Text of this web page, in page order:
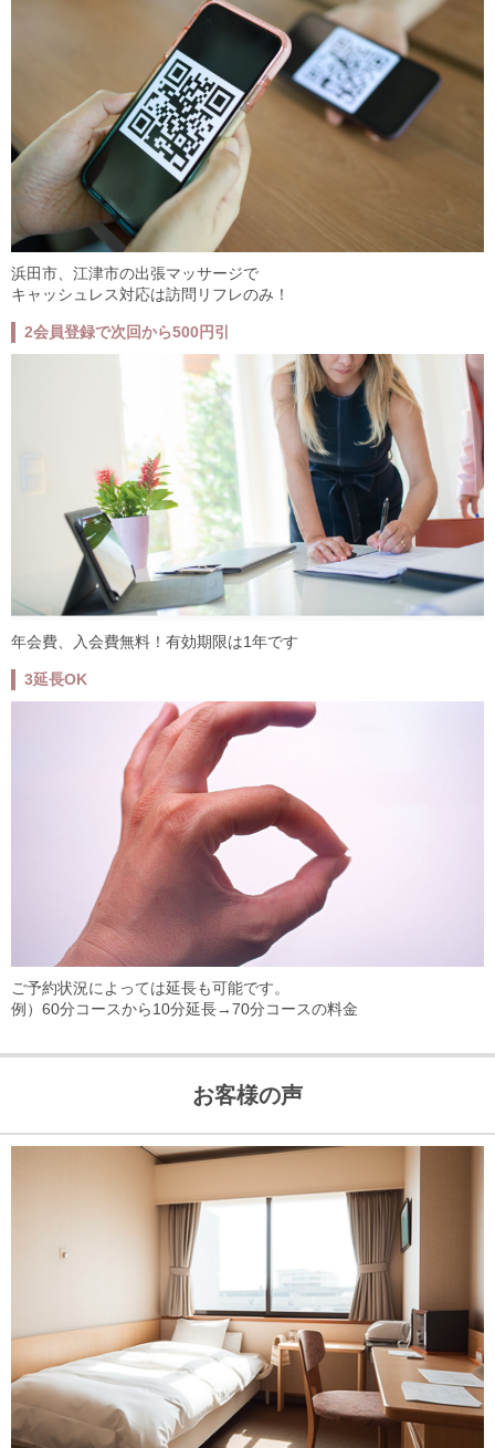
浜田市、江津市の出張マッサージで
キャッシュレス対応は訪問リフレのみ！
2会員登録で次回から500円引
年会費、入会費無料！有効期限は1年です
3延長OK
ご予約状況によっては延長も可能です。
例）60分コースから10分延長→70分コースの料金
お客様の声